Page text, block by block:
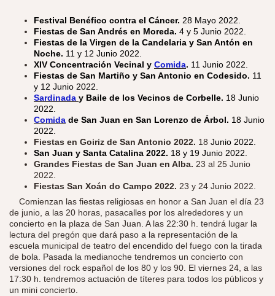
Festival Benéfico contra el Cáncer. 28 Mayo 2022.
Fiestas de San Andrés en Moreda. 4 y 5 Junio 2022.
Fiestas de la Virgen de la Candelaria y San Antón en
Noche. 11 y 12 Junio 2022.
XIV Concentración Vecinal y Comida. 11 Junio 2022.
Fiestas de San Martiño y San Antonio en Codesido. 11
y 12 Junio 2022.
Sardinada y Baile de los Vecinos de Corbelle. 18 Junio
2022.
Comida de San Juan en San Lorenzo de Árbol. 18 Junio
2022.
Fiestas en Goiriz de San Antonio 2022. 18 Junio 2022.
San Juan y Santa Catalina 2022. 18 y 19 Junio 2022.
Grandes Fiestas de San Juan en Alba. 23 al 25 Junio
2022.
Fiestas San Xoán do Campo 2022. 23 y 24 Junio 2022.
Comienzan las fiestas religiosas en honor a San Juan el día 23
de junio, a las 20 horas, pasacalles por los alrededores y un
concierto en la plaza de San Juan. A las 22:30 h. tendrá lugar la
lectura del pregón que dará paso a la representación de la
escuela municipal de teatro del encendido del fuego con la tirada
de bola. Pasada la medianoche tendremos un concierto con
versiones del rock español de los 80 y los 90. El viernes 24, a las
17:30 h. tendremos actuación de títeres para todos los públicos y
un mini concierto.